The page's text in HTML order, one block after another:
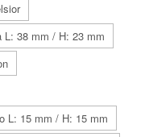
L: 38 mm / H: 23 mm
L: 15 mm / H: 15 mm